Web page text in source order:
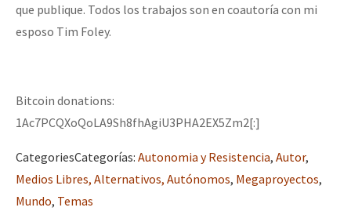
que publique. Todos los trabajos son en coautoría con mi
esposo Tim Foley.
Bitcoin donations:
1Ac7PCQXoQoLA9Sh8fhAgiU3PHA2EX5Zm2[:]
CategoriesCategorías: Autonomia y Resistencia, Autor,
Medios Libres, Alternativos, Autónomos, Megaproyectos,
Mundo, Temas